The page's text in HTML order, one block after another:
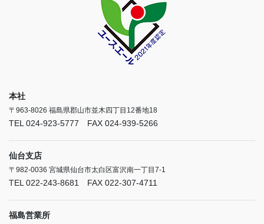
本社
〒963-8026 福島県郡山市並木四丁目12番地18
TEL 024-923-5777 FAX 024-939-5266
仙台支店
〒982-0036 宮城県仙台市太白区富沢南一丁目7-1
TEL 022-243-8681 FAX 022-307-4711
福島営業所